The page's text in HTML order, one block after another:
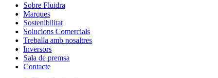
Sobre Fluidra
Marques
Sostenibilitat
Solucions Comercials
Treballa amb nosaltres
Inversors
Sala de premsa
Contacte